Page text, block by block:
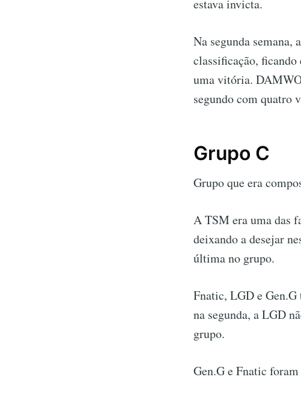
estava invicta.
Na segunda semana,
classificação,
uma vitória.
segundo com quatro
Grupo C
Grupo que era
A TSM era uma das
deixando a desejar
última no grupo.
Fnatic, LGD e
na segunda, a LGD
grupo.
Gen.G e Fnatic